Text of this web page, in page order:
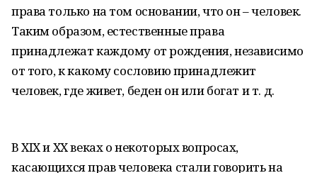
права только на том основании, что он – человек.
Таким образом, естественные права
принадлежат каждому от рождения, независимо
от того, к какому сословию принадлежит
человек, где живет, беден он или богат и т. д.
В XIX и XX веках о некоторых вопросах,
касающихся прав человека стали говорить на